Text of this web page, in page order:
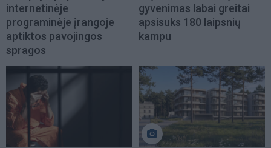
internetinėje
programinėje įrangoje
aptiktos pavojingos
spragos
gyvenimas labai greitai
apsisuks 180 laipsnių
kampu